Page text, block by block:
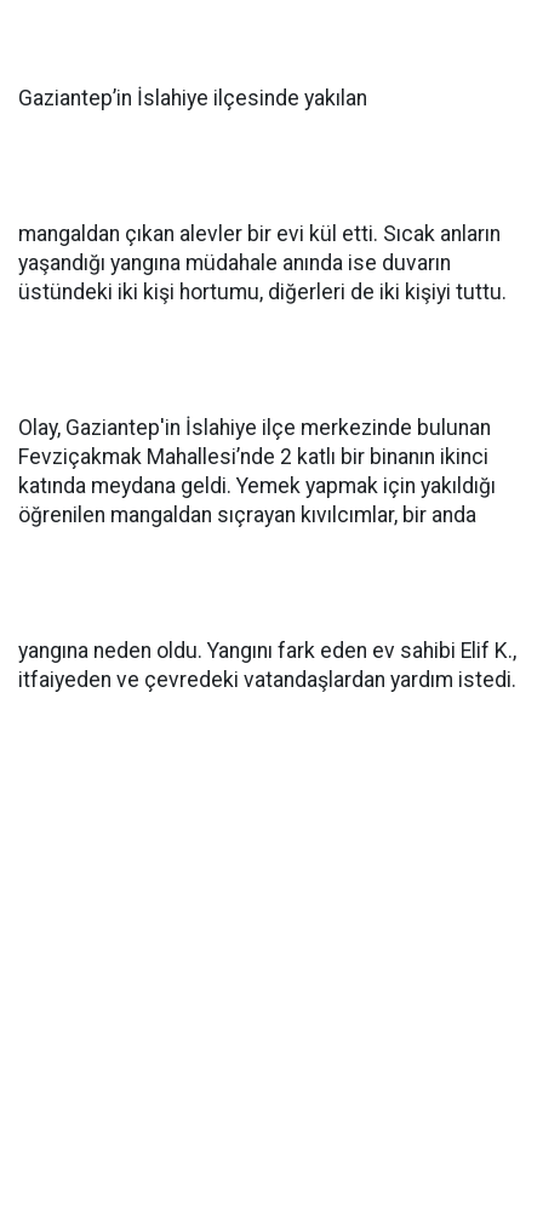
Gaziantep’in İslahiye ilçesinde yakılan
mangaldan çıkan alevler bir evi kül etti. Sıcak anların
yaşandığı yangına müdahale anında ise duvarın
üstündeki iki kişi hortumu, diğerleri de iki kişiyi tuttu.
Olay, Gaziantep'in İslahiye ilçe merkezinde bulunan
Fevziçakmak Mahallesi’nde 2 katlı bir binanın ikinci
katında meydana geldi. Yemek yapmak için yakıldığı
öğrenilen mangaldan sıçrayan kıvılcımlar, bir anda
yangına neden oldu. Yangını fark eden ev sahibi Elif K.,
itfaiyeden ve çevredeki vatandaşlardan yardım istedi.